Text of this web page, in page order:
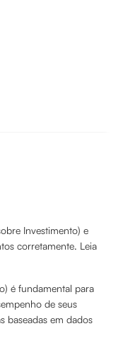
Investimento) e
corretamente. Leia
é fundamental para
de seus
baseadas em dados